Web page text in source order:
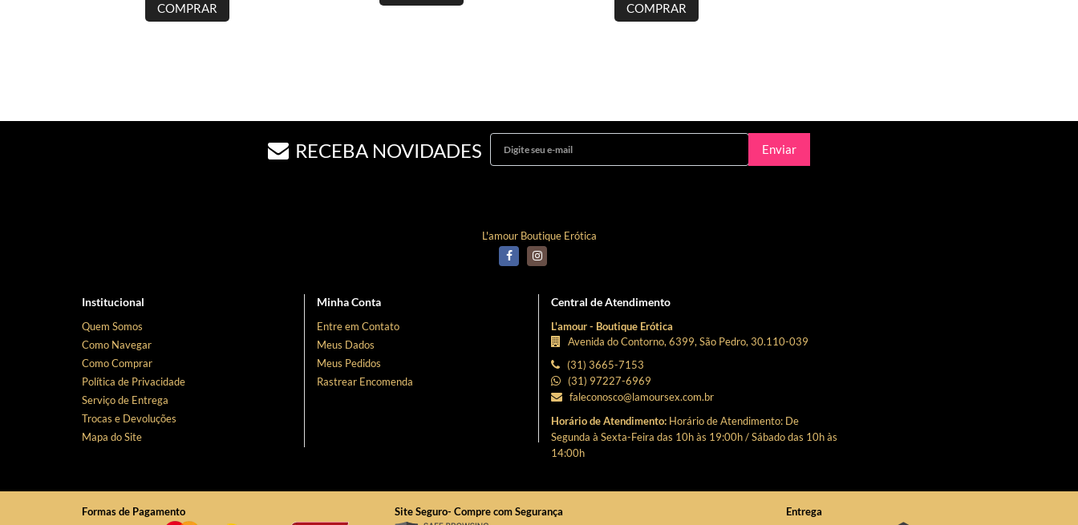
COMPRAR COMPRAR
RECEBA NOVIDADES Enviar
L'amour Boutique Erótica
Institucional
Quem Somos
Como Navegar
Como Comprar
Política de Privacidade
Serviço de Entrega
Trocas e Devoluções
Mapa do Site
Minha Conta
Entre em Contato
Meus Dados
Meus Pedidos
Rastrear Encomenda
Central de Atendimento
L'amour - Boutique Erótica
Avenida do Contorno, 6399, São Pedro, 30.110-039
(31) 3665-7153
(31) 97227-6969
faleconosco@lamoursex.com.br
Horário de Atendimento: Horário de Atendimento: De
Segunda à Sexta-Feira das 10h às 19:00h / Sábado das 10h às
14:00h
Formas de Pagamento Site Seguro- Compre com Segurança Entrega